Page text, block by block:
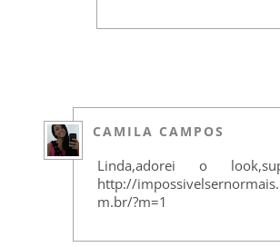
CAMILA CAMPOS
Linda,adorei o
http://
m.br/?m=1